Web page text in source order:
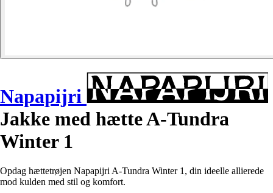
Napapijri
Jakke med hætte A-Tundra
Winter 1
Opdag hættetrøjen Napapijri A-Tundra Winter 1, din ideelle allierede
mod kulden med stil og komfort.